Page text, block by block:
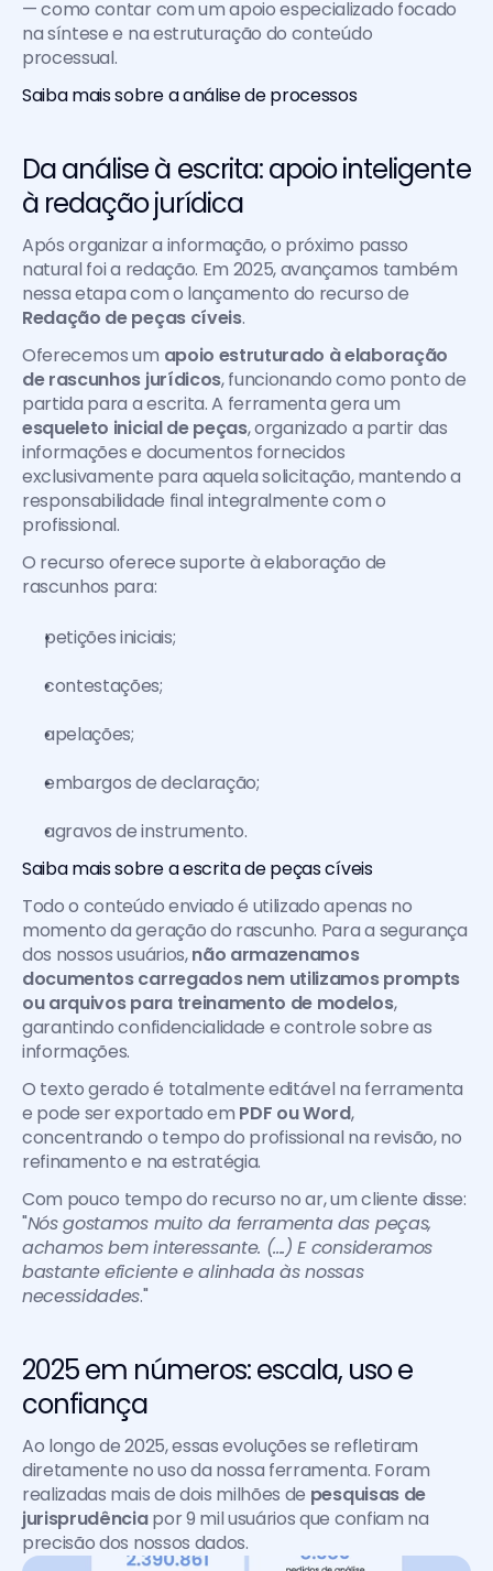
— como contar com um apoio especializado focado
na síntese e na estruturação do conteúdo
processual.
Saiba mais sobre a análise de processos
Da análise à escrita: apoio inteligente
à redação jurídica
Após organizar a informação, o próximo passo
natural foi a redação. Em 2025, avançamos também
Redação de peças cíveis.
Oferecemos um apoio estruturado à elaboração
de rascunhos jurídicos, funcionando como ponto de
esqueleto inicial de peças, organizado a partir das
informações e documentos fornecidos
exclusivamente para aquela solicitação, mantendo a
responsabilidade final integralmente com o
profissional.
O recurso oferece suporte à elaboração de
rascunhos para:
petições iniciais;
contestações;
apelações;
embargos de declaração;
agravos de instrumento.
Saiba mais sobre a escrita de peças cíveis
Todo o conteúdo enviado é utilizado apenas no
momento da geração do rascunho. Para a segurança
dos nossos usuários, não armazenamos
documentos carregados nem utilizamos prompts
ou arquivos para treinamento de modelos,
garantindo confidencialidade e controle sobre as
informações.
O texto gerado é totalmente editável na ferramenta
e pode ser exportado em PDF ou Word,
concentrando o tempo do profissional na revisão, no
refinamento e na estratégia.
Com pouco tempo do recurso no ar, um cliente disse:
"Nós gostamos muito da ferramenta das peças,
achamos bem interessante. (....) E consideramos
bastante eficiente e alinhada às nossas
necessidades."
2025 em números: escala, uso e
confiança
Ao longo de 2025, essas evoluções se refletiram
diretamente no uso da nossa ferramenta. Foram
realizadas mais de dois milhões de pesquisas de
jurisprudência por 9 mil usuários que confiam na
precisão dos nossos dados.